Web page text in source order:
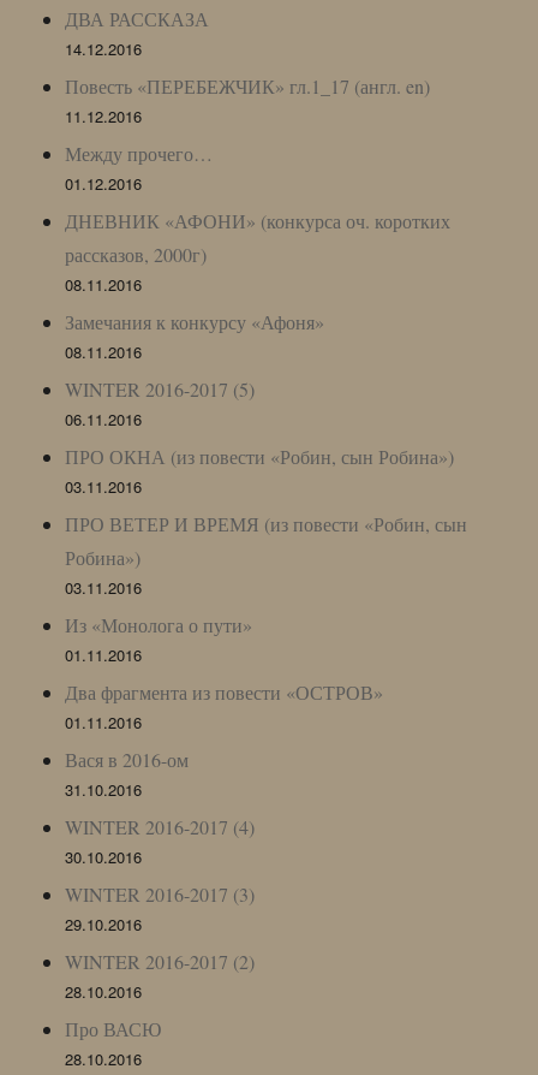
ДВА РАССКАЗА
14.12.2016
Повесть «ПЕРЕБЕЖЧИК» гл.1_17 (англ. en)
11.12.2016
Между прочего…
01.12.2016
ДНЕВНИК «АФОНИ» (конкурса оч. коротких
рассказов, 2000г)
08.11.2016
Замечания к конкурсу «Афоня»
08.11.2016
WINTER 2016-2017 (5)
06.11.2016
ПРО ОКНА (из повести «Робин, сын Робина»)
03.11.2016
ПРО ВЕТЕР И ВРЕМЯ (из повести «Робин, сын
Робина»)
03.11.2016
Из «Монолога о пути»
01.11.2016
Два фрагмента из повести «ОСТРОВ»
01.11.2016
Вася в 2016-ом
31.10.2016
WINTER 2016-2017 (4)
30.10.2016
WINTER 2016-2017 (3)
29.10.2016
WINTER 2016-2017 (2)
28.10.2016
Про ВАСЮ
28.10.2016